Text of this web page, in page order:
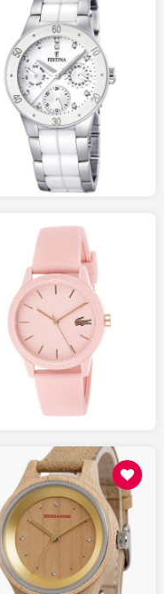
95.00
AMAZON.fr
75.00
AMAZON.fr